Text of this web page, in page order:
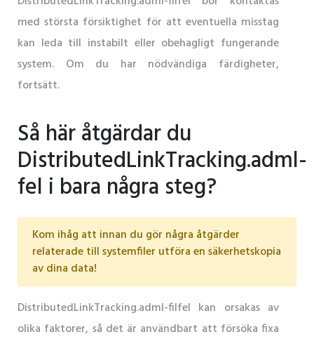
med största försiktighet för att eventuella misstag
kan leda till instabilt eller obehagligt fungerande
system. Om du har nödvändiga färdigheter,
fortsätt.
Så här åtgärdar du
DistributedLinkTracking.adml-
fel i bara några steg?
Kom ihåg att innan du gör några åtgärder
relaterade till systemfiler utföra en säkerhetskopia
av dina data!
DistributedLinkTracking.adml-filfel kan orsakas av
olika faktorer, så det är användbart att försöka fixa